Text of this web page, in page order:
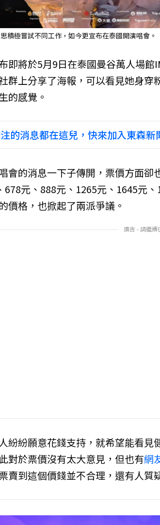
積極嘗試不同工作，如今更宣布在泰國開演唱會。
即將於5月9日在泰國曼谷萬人場
群上分享了海報，可以看見她身
的感覺。
的消息都在這兒，快來加入東森新
會的消息一下子傳開，票價方面卻
678元、888元、1265元、1645元
價格，也掀起了兩派爭議。
廣告 - 請繼續
紛紛願意花錢支持，就希望能看
對於票價沒有太大意見，但也有網
賣到這個價錢並不合理，還有人